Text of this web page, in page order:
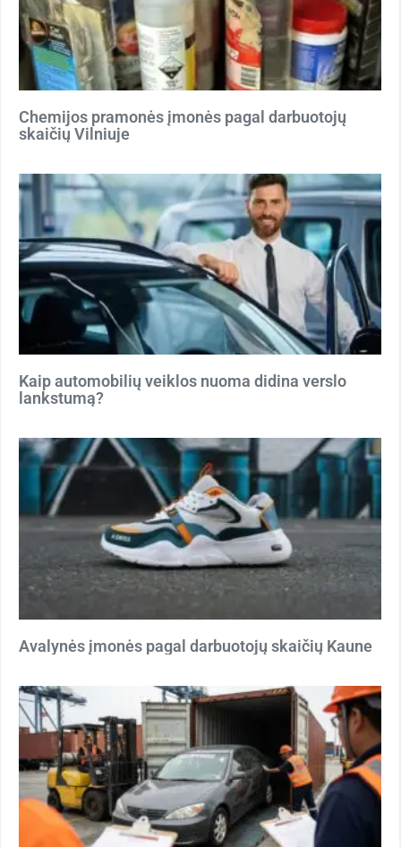
Chemijos pramonės įmonės pagal darbuotojų
skaičių Vilniuje
Kaip automobilių veiklos nuoma didina verslo
lankstumą?
Avalynės įmonės pagal darbuotojų skaičių Kaune